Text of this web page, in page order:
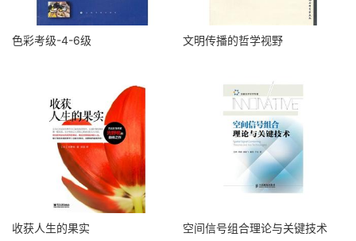
色彩考级-4-6级 文明传播的哲学视野
收获人生的果实 空间信号组合理论与关键技术